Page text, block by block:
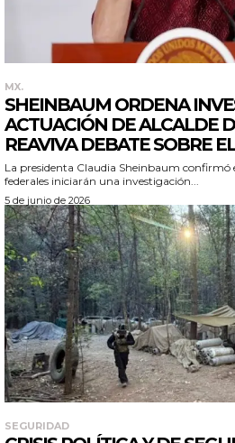
MX.
SHEINBAUM ORDENA
ACTUACIÓN DE ALCALDE
REAVIVA DEBATE SOBRE
La presidenta Claudia Sheinbaum confirmó
federales iniciarán una investigación...
5 de junio de 2026
SEGURIDAD